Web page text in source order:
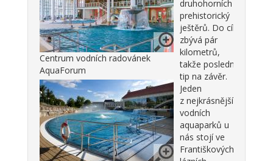
Centrum vodních radovánek
AquaForum
druhohorních
prehistorický
ještěrů. Do cíle
zbývá pár
kilometrů,
takže poslední
tip na závěr.
Jeden
z nejkrásnějších
vodních
aquaparků u
nás stojí ve
Františkových